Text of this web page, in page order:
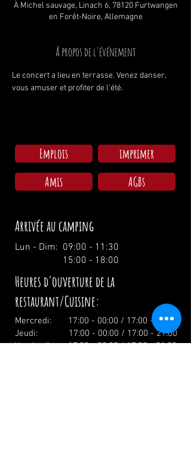
À Michel sauvage, Linach 6, 78120 Furtwangen
en Forêt-Noire, Allemagne
À propos de l'événement
Le concert a lieu en terrasse. Venez danser,
vous amuser et profiter de l'été.
Emplois
imprimer
Amis
AGBs
Arrivée au camping
Lun - Dim: 09:00 - 11:30
15:00 - 18:00
Heures d'ouverture de la
restaurant/Cuisine:
Mercredi: 17:00 - 00:00 / 17:00 - 21:00
Jeudi: 17:00 - 00:00 / 17:00 - 21:00
Vendredi: 17:00 - 02:00 / 17:00 - 21:00